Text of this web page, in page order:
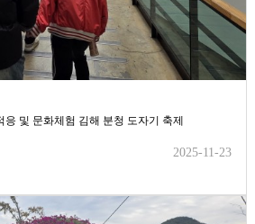
응 및 문화체험 김해 분청 도자기 축제
2025-11-23